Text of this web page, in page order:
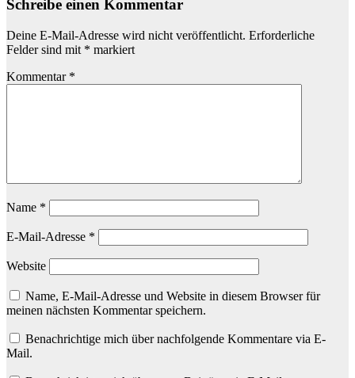
Schreibe einen Kommentar
Deine E-Mail-Adresse wird nicht veröffentlicht. Erforderliche
Felder sind mit * markiert
Kommentar *
Name *
E-Mail-Adresse *
Website
Name, E-Mail-Adresse und Website in diesem Browser für
meinen nächsten Kommentar speichern.
Benachrichtige mich über nachfolgende Kommentare via E-
Mail.